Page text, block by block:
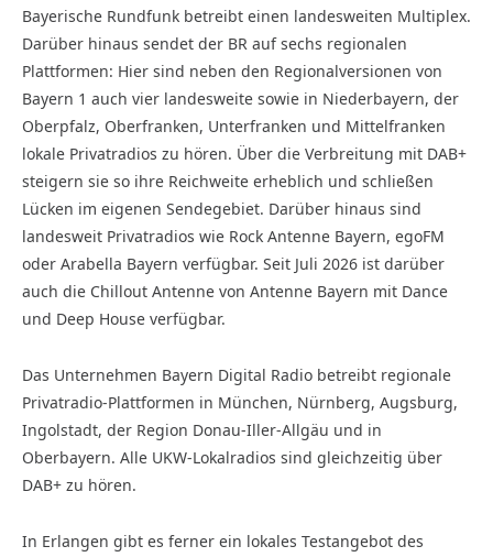
Bayerische Rundfunk betreibt einen landesweiten Multiplex.
Darüber hinaus sendet der BR auf sechs regionalen
Plattformen: Hier sind neben den Regionalversionen von
Bayern 1 auch vier landesweite sowie in Niederbayern, der
Oberpfalz, Oberfranken, Unterfranken und Mittelfranken
lokale Privatradios zu hören. Über die Verbreitung mit DAB+
steigern sie so ihre Reichweite erheblich und schließen
Lücken im eigenen Sendegebiet. Darüber hinaus sind
landesweit Privatradios wie Rock Antenne Bayern, egoFM
oder Arabella Bayern verfügbar. Seit Juli 2026 ist darüber
auch die Chillout Antenne von Antenne Bayern mit Dance
und Deep House verfügbar.
Das Unternehmen Bayern Digital Radio betreibt regionale
Privatradio-Plattformen in München, Nürnberg, Augsburg,
Ingolstadt, der Region Donau-Iller-Allgäu und in
Oberbayern. Alle UKW-Lokalradios sind gleichzeitig über
DAB+ zu hören.
In Erlangen gibt es ferner ein lokales Testangebot des